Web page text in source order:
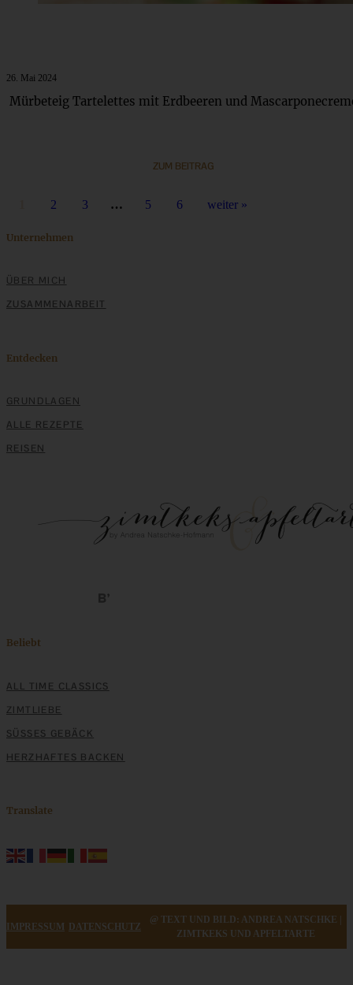
26. Mai 2024
ZUM BEITRAG
Mürbeteig Tartelettes mit Erdbeeren und
2 3 … 5 6 weiter »
Unternehmen
ÜBER MICH
ZUSAMMENARBEIT
Entdecken
GRUNDLAGEN
ALLE REZEPTE
REISEN
Beliebt
ALL TIME CLASSICS
ZIMTLIEBE
SÜSSES GEBÄCK
HERZHAFTES BACKEN
Translate
IMPRESSUM DATENSCHUTZ
@ TEXT UND BILD: ANDREA NATSCHKE |
ZIMTKEKS UND APFELTARTE